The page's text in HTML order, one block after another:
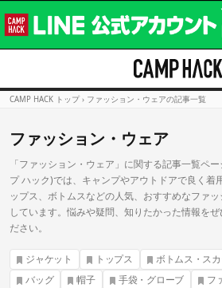
CAMP HACK トップ › ファッション・ウェアの記事一覧
ファッション・ウェア
「ファッション・ウェア」に関する記事一覧ペ
プ ハック)では、キャンプやアウトドアで良く着
ップス、ボトムスなどの人気、おすすめなファ
しています。悩みや疑問、知りたかった情報を
ださい。
ジャケット トップス ボトムス・スカ
バッグ
帽子 手袋・グローブ
フ